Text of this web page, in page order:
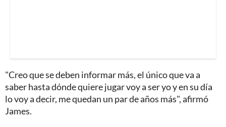
"Creo que se deben informar más, el único que va a
saber hasta dónde quiere jugar voy a ser yo y en su día
lo voy a decir, me quedan un par de años más", afirmó
James.